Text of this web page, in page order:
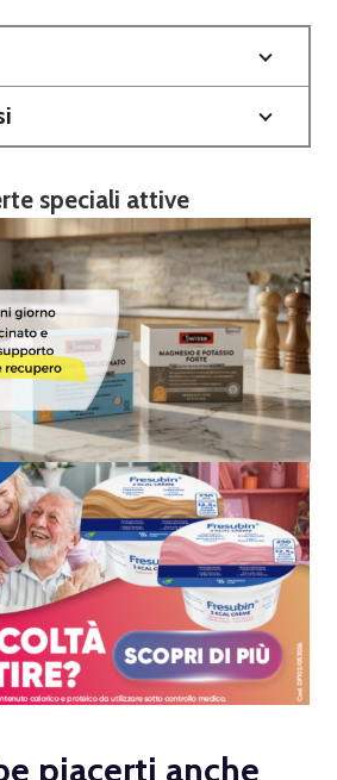
speciali attive
piacerti anche